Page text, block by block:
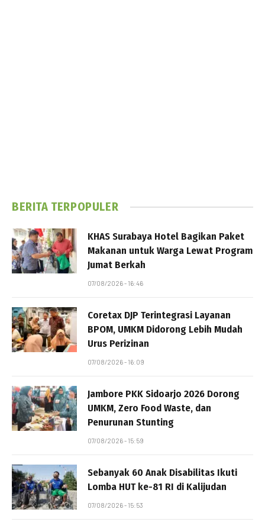
BERITA TERPOPULER
KHAS Surabaya Hotel Bagikan Paket
Makanan untuk Warga Lewat Program
Jumat Berkah
07/08/2026 - 16:46
Coretax DJP Terintegrasi Layanan
BPOM, UMKM Didorong Lebih Mudah
Urus Perizinan
07/08/2026 - 16:09
Jambore PKK Sidoarjo 2026 Dorong
UMKM, Zero Food Waste, dan
Penurunan Stunting
07/08/2026 - 15:59
Sebanyak 60 Anak Disabilitas Ikuti
Lomba HUT ke-81 RI di Kalijudan
07/08/2026 - 15:53